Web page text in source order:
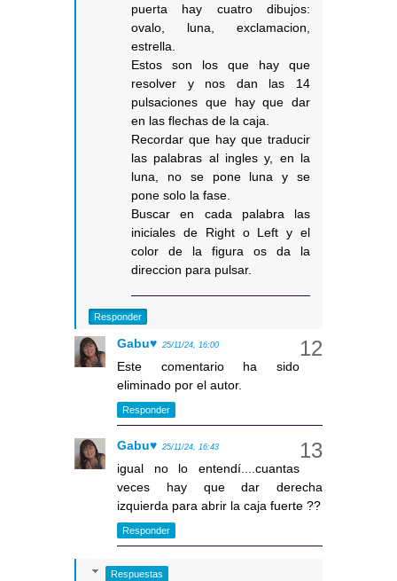
puerta hay cuatro dibujos:
ovalo, luna, exclamacion,
estrella.
Estos son los que hay que
resolver y nos dan las 14
pulsaciones que hay que dar
en las flechas de la caja.
Recordar que hay que traducir
las palabras al ingles y, en la
luna, no se pone luna y se
pone solo la fase.
Buscar en cada palabra las
iniciales de Right o Left y el
color de la figura os da la
direccion para pulsar.
Responder
Gabu♥ 25/11/24, 16:00
Este comentario ha sido
eliminado por el autor.
Responder
Gabu♥ 25/11/24, 16:43
igual no lo entendí....cuantas
veces hay que dar derecha
izquierda para abrir la caja fuerte ??
Responder
Respuestas